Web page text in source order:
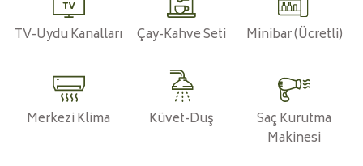
TV-Uydu Kanalları Çay-Kahve Seti Minibar (Ücretli)
Merkezi Klima Küvet-Duş
Saç Kurutma
Makinesi